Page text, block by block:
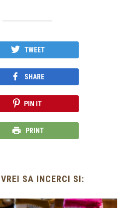
TWEET
SHARE
PIN IT
PRINT
SA INCERCI SI: